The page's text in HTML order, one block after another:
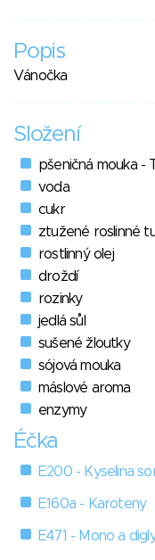
Popis
Vánočka
Složení
pšeničná mouka -
voda
cukr
ztužené roslinné
rostlinný olej
droždí
rozinky
jedlá sůl
sušené žloutky
sójová mouka
máslové aroma
enzymy
Éčka
E200 - Kyselina
E160a - Karoteny
E471 - Mono a